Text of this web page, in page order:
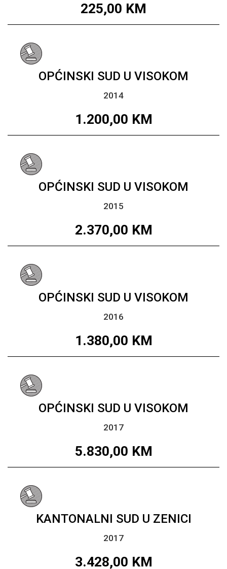
225,00 KM
OPĆINSKI SUD U VISOKOM
2014
1.200,00 KM
OPĆINSKI SUD U VISOKOM
2015
2.370,00 KM
OPĆINSKI SUD U VISOKOM
2016
1.380,00 KM
OPĆINSKI SUD U VISOKOM
2017
5.830,00 KM
KANTONALNI SUD U ZENICI
2017
3.428,00 KM